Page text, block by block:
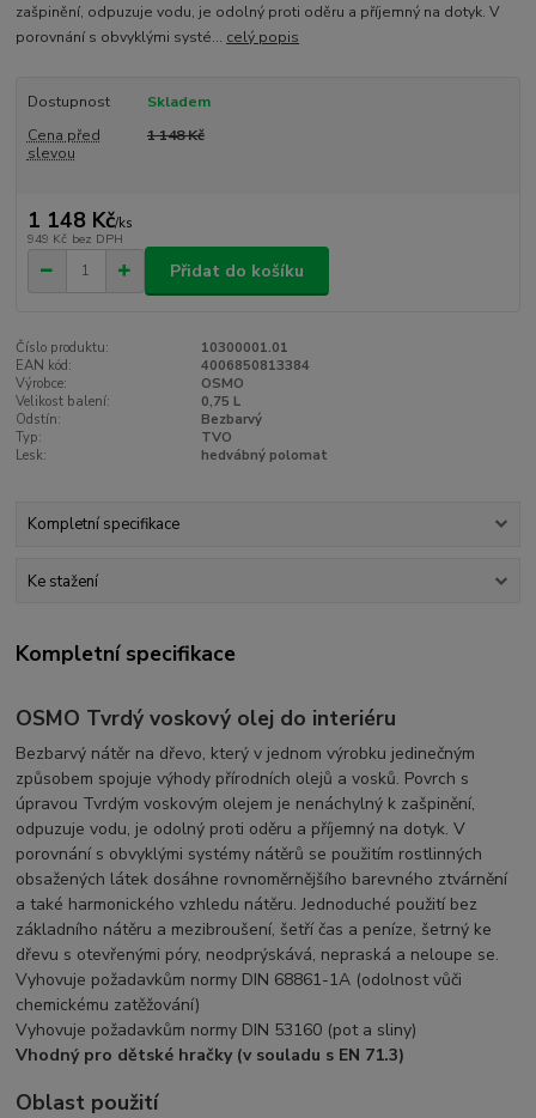
zašpinění, odpuzuje vodu, je odolný proti oděru a příjemný na dotyk. V
porovnání s obvyklými systé... celý popis
Dostupnost
Skladem
Cena před
slevou
1 148 Kč
1 148 Kč/ks
949 Kč bez DPH
Přidat do košíku
Číslo produktu:
10300001.01
EAN kód:
4006850813384
Výrobce:
OSMO
Velikost balení:
0,75 L
Odstín:
Bezbarvý
Typ:
TVO
Lesk:
hedvábný polomat
Kompletní specifikace
Ke stažení
Kompletní specifikace
OSMO Tvrdý voskový olej do interiéru
Bezbarvý nátěr na dřevo, který v jednom výrobku jedinečným
způsobem spojuje výhody přírodních olejů a vosků. Povrch s
úpravou Tvrdým voskovým olejem je nenáchylný k zašpinění,
odpuzuje vodu, je odolný proti oděru a příjemný na dotyk. V
porovnání s obvyklými systémy nátěrů se použitím rostlinných
obsažených látek dosáhne rovnoměrnějšího barevného ztvárnění
a také harmonického vzhledu nátěru. Jednoduché použití bez
základního nátěru a mezibroušení, šetří čas a peníze, šetrný ke
dřevu s otevřenými póry, neodprýskává, nepraská a neloupe se.
Vyhovuje požadavkům normy DIN 68861-1A (odolnost vůči
chemickému zatěžování)
Vyhovuje požadavkům normy DIN 53160 (pot a sliny)
Vhodný pro dětské hračky (v souladu s EN 71.3)
Oblast použití